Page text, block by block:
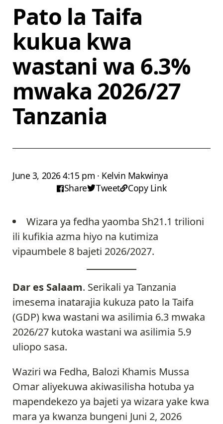
Pato la Taifa
kukua kwa
wastani wa 6.3%
mwaka 2026/27
Tanzania
June 3, 2026 4:15 pm · Kelvin Makwinya
Share
Tweet Copy Link
Wizara ya fedha yaomba Sh21.1 trilioni
ili kufikia azma hiyo na kutimiza
vipaumbele 8 bajeti 2026/2027.
Dar es Salaam. Serikali ya Tanzania
imesema inatarajia kukuza pato la Taifa
(GDP) kwa wastani wa asilimia 6.3 mwaka
2026/27 kutoka wastani wa asilimia 5.9
uliopo sasa.
Waziri wa Fedha, Balozi Khamis Mussa
Omar aliyekuwa akiwasilisha hotuba ya
mapendekezo ya bajeti ya wizara yake kwa
mara ya kwanza bungeni Juni 2, 2026